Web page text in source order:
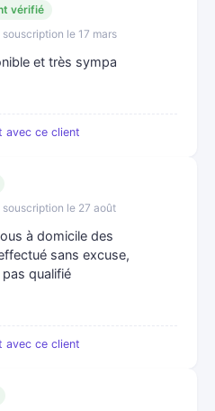
vérifié
le 17 mars
et très sympa
avec ce client
souscription le 27 août
à domicile des
sans excuse,
qualifié
avec ce client